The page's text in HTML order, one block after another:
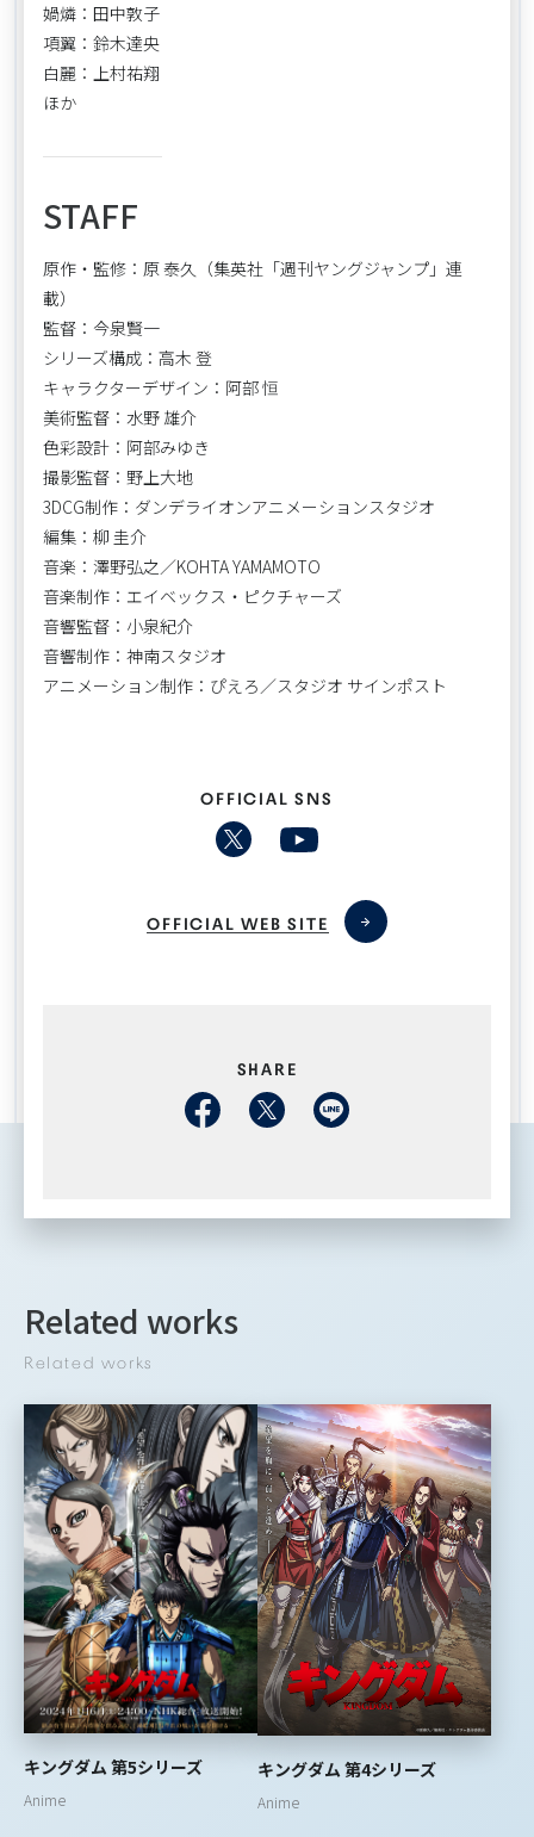
媧燐：田中敦子
項翼：鈴木達央
白麗：上村祐翔
ほか
STAFF
原作・監修：原 泰久（集英社「週刊ヤングジャンプ」連
載）
監督：今泉賢一
シリーズ構成：高木 登
キャラクターデザイン：阿部 恒
美術監督：水野 雄介
色彩設計：阿部みゆき
撮影監督：野上大地
3DCG制作：ダンデライオンアニメーションスタジオ
編集：柳 圭介
音楽：澤野弘之／KOHTA YAMAMOTO
音楽制作：エイベックス・ピクチャーズ
音響監督：小泉紀介
音響制作：神南スタジオ
アニメーション制作：ぴえろ／スタジオ サインポスト
OFFICIAL SNS
OFFICIAL WEB SITE
SHARE
Related works
Related works
キングダム 第5シリーズ
Anime
キングダム 第4シリーズ
Anime